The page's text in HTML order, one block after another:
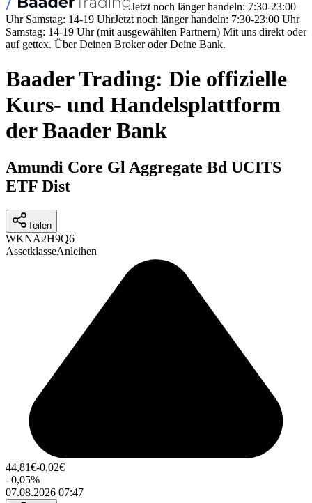
Jetzt noch länger handeln: 7:30-23:00
Uhr Samstag: 14-19 UhrJetzt noch länger handeln: 7:30-23:00 Uhr
Samstag: 14-19 Uhr (mit ausgewählten Partnern) Mit uns direkt oder
auf gettex. Über Deinen Broker oder Deine Bank.
Baader Trading: Die offizielle
Kurs- und Handelsplattform
der Baader Bank
Amundi Core Gl Aggregate Bd UCITS
ETF Dist
Teilen
WKNA2H9Q6
AssetklasseAnleihen
44,81€-0,02€
-0,05%
07.08.2026 07:47